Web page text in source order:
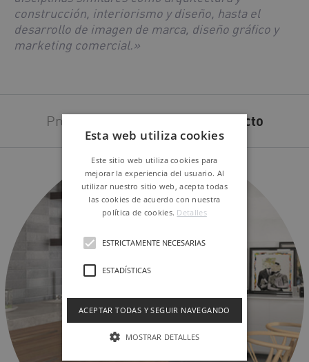
construcción, interiorismo y diseño, hasta el
desarrollo de imagen de marca, diseño gráfico y
marketing comercial.»
Productos utilizados en el proyecto
Esta web utiliza cookies
Este sitio web utiliza cookies para
mejorar la experiencia del usuario. Al
utilizar nuestro sitio web, acepta todas
las cookies de acuerdo con nuestra
política de cookies. Detalles
ESTRICTAMENTE NECESARIAS
ESTADÍSTICAS
ACEPTAR TODAS Y SEGUIR NAVEGANDO
MOSTRAR DETALLES